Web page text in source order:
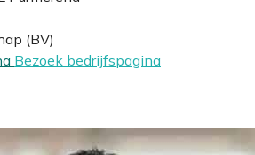
(BV)
Bezoek bedrijfspagina